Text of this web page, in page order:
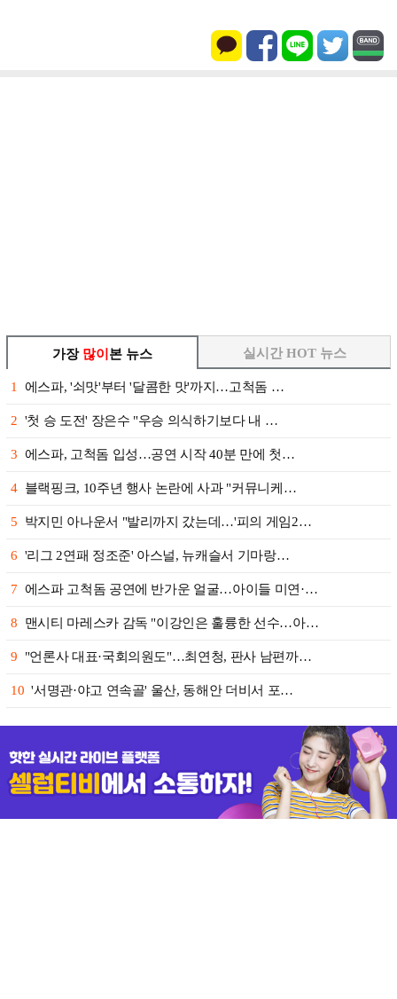
가장 많이 본 뉴스
1 에스파, '쇠맛'부터 '달콤한 맛'까지…고척돔 …
2 '첫 승 도전' 장은수 "우승 의식하기보다 내 …
3 에스파, 고척돔 입성…공연 시작 40분 만에 첫…
4 블랙핑크, 10주년 행사 논란에 사과 "커뮤니케…
5 박지민 아나운서 "발리까지 갔는데…'피의 게임2…
6 '리그 2연패 정조준' 아스널, 뉴캐슬서 기마랑…
7 에스파 고척돔 공연에 반가운 얼굴…아이들 미연·…
8 맨시티 마레스카 감독 "이강인은 훌륭한 선수…아…
9 "언론사 대표·국회의원도"…최연청, 판사 남편까…
10 '서명관·야고 연속골' 울산, 동해안 더비서 포…
실시간 HOT 뉴스